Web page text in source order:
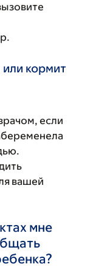
кормит
если
вашей
мне